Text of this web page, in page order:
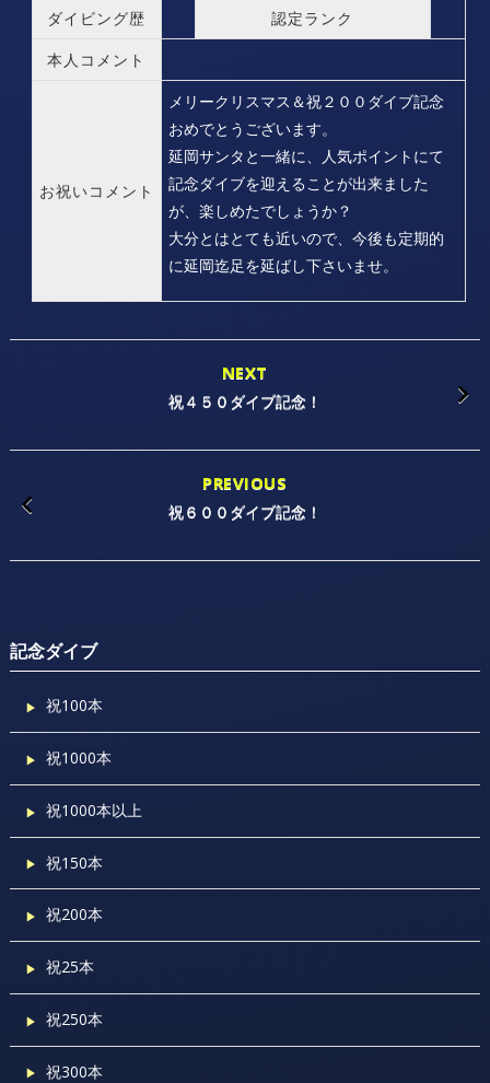
ダイビング歴
認定ランク
本人コメント
お祝いコメント
メリークリスマス＆祝２００ダイブ記念
おめでとうございます。
延岡サンタと一緒に、人気ポイントにて
記念ダイブを迎えることが出来ました
が、楽しめたでしょうか？
大分とはとても近いので、今後も定期的
に延岡迄足を延ばし下さいませ。
NEXT
祝４５０ダイブ記念！
PREVIOUS
祝６００ダイブ記念！
記念ダイブ
祝100本
祝1000本
祝1000本以上
祝150本
祝200本
祝25本
祝250本
祝300本